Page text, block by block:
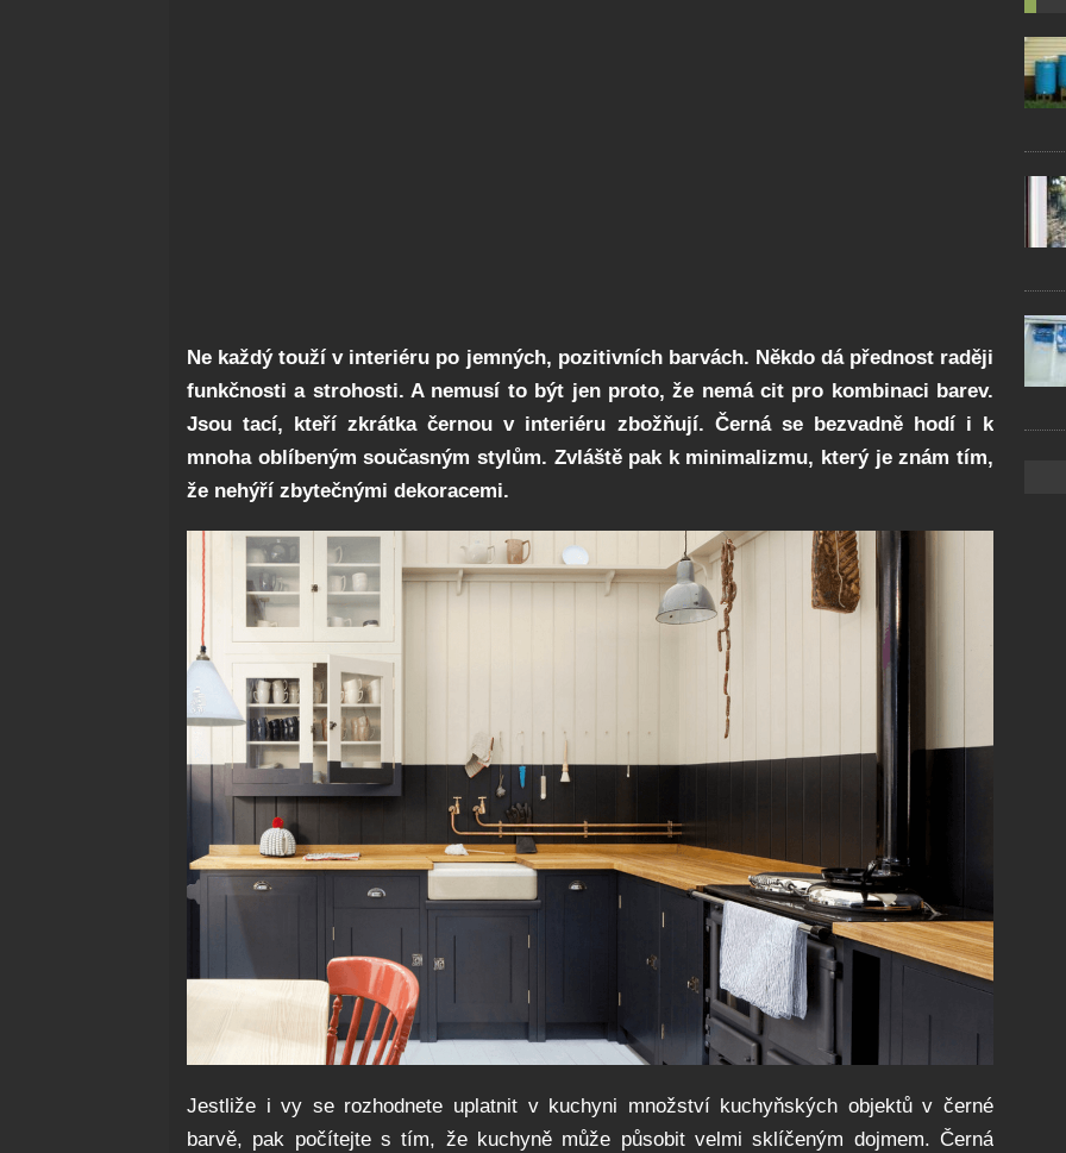
Ne každý touží v interiéru po jemných, pozitivních barvách. Někdo dá přednost raději
funkčnosti a strohosti. A nemusí to být jen proto, že nemá cit pro kombinaci barev.
Jsou tací, kteří zkrátka černou v interiéru zbožňují. Černá se bezvadně hodí i k
mnoha oblíbeným současným stylům. Zvláště pak k minimalizmu, který je znám tím,
že nehýří zbytečnými dekoracemi.
Jestliže i vy se rozhodnete uplatnit v kuchyni množství kuchyňských objektů v černé
barvě, pak počítejte s tím, že kuchyně může působit velmi sklíčeným dojmem. Černá